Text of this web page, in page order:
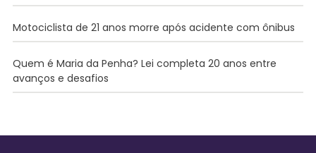
Motociclista de 21 anos morre após acidente com ônibus
Quem é Maria da Penha? Lei completa 20 anos entre
avanços e desafios